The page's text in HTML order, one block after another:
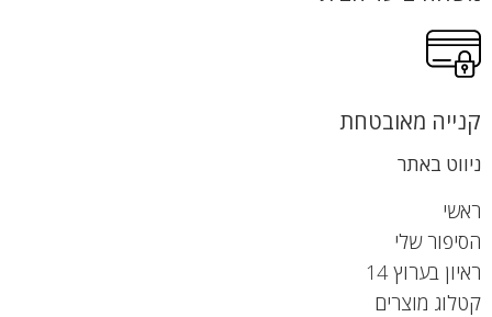
קנייה מאובטחת
ניווט באתר
ראשי
הסיפור שלי
ראיון בערוץ 14
קטלוג מוצרים